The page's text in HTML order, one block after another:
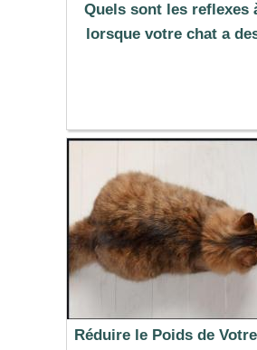
Quels sont les reflexes
lorsque votre chat a
Réduire le Poids de